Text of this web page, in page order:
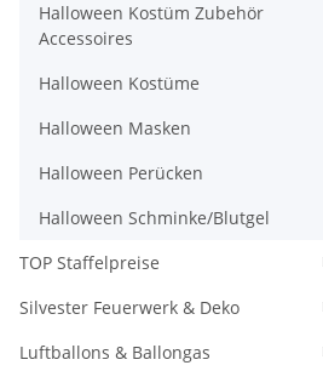
Halloween Kostüm Zubehör
Accessoires
Halloween Kostüme
Halloween Masken
Halloween Perücken
Halloween Schminke/Blutgel
TOP Staffelpreise
Silvester Feuerwerk & Deko
Luftballons & Ballongas